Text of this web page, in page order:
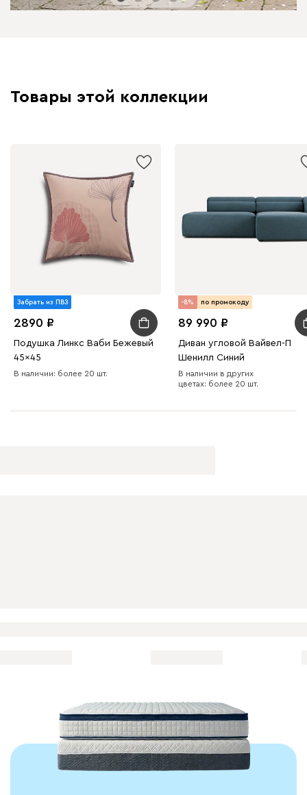
Товары этой коллекции
Забрать из ПВЗ
2890
Подушка Линкс Ваби Бежевый
45x45
В наличии: более 20 шт.
-8% по промокоду
89 990
Диван угловой Вайвел-П
Шенилл Синий
В наличии в других
цветах: более 20 шт.